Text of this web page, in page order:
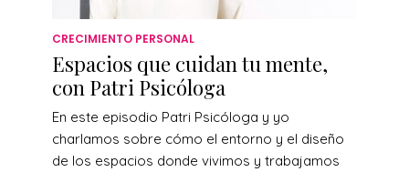
CRECIMIENTO PERSONAL
Espacios que cuidan tu mente,
con Patri Psicóloga
En este episodio Patri Psicóloga y yo
charlamos sobre cómo el entorno y el diseño
de los espacios donde vivimos y trabajamos